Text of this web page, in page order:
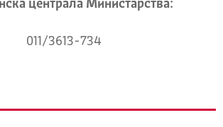
централа Mинистарства:
011/3613-734